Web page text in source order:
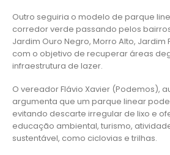
Outro seguiria o modelo de parque
corredor verde passando pelos
Jardim Ouro Negro, Morro Alto, Jardim
com o objetivo de recuperar áreas
infraestrutura de lazer.
O vereador Flávio Xavier (Podemos),
argumenta que um parque linear
evitando descarte irregular de lixo e
educação ambiental, turismo,
sustentável, como ciclovias e trilhas.